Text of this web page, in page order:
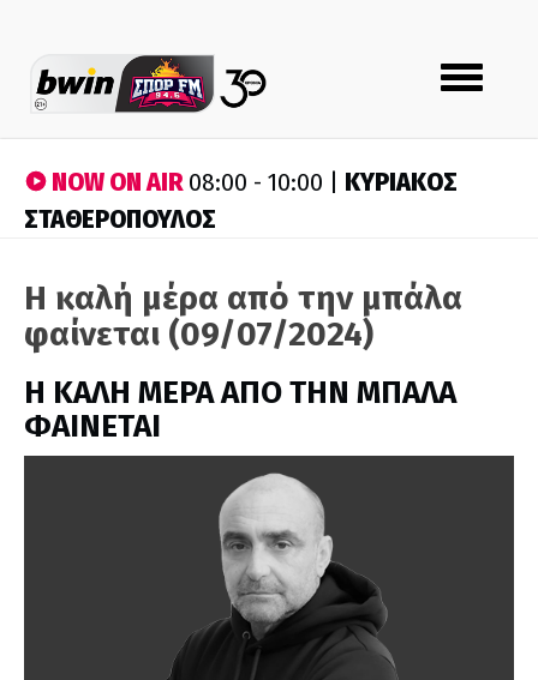
Toggle
navigation
NOW ON AIR08:00 - 10:00 | ΚΥΡΙΑΚΟΣ
ΣΤΑΘΕΡΟΠΟΥΛΟΣ
Η καλή μέρα από την μπάλα
φαίνεται (09/07/2024)
H ΚΑΛΗ ΜΕΡΑ ΑΠΟ ΤΗΝ ΜΠΑΛΑ
ΦΑΙΝΕΤΑΙ